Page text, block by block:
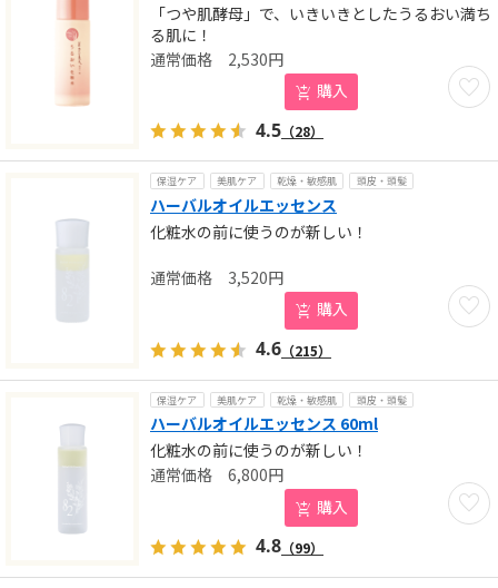
「つや肌酵母」で、いきいきとしたうるおい満ち
る肌に！
お気
2,530円
購入
4.5 （28）
保湿ケア 美肌ケア 乾燥・敏感肌 頭皮・頭髪
ハーバルオイルエッセンス
化粧水の前に使うのが新しい！
お気
3,520円
購入
4.6 （215）
保湿ケア 美肌ケア 乾燥・敏感肌 頭皮・頭髪
ハーバルオイルエッセンス 60ml
化粧水の前に使うのが新しい！
お気
6,800円
購入
4.8 （99）